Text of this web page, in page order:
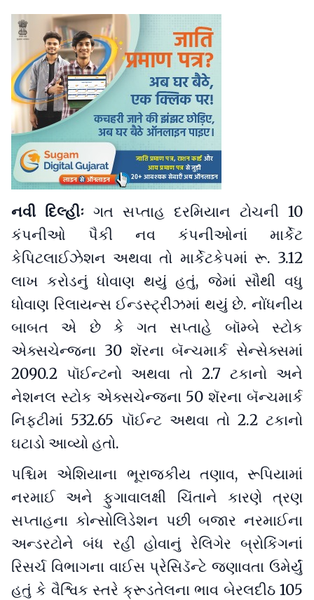
નવી દિલ્હીઃ ગત સપ્તાહ દરમિયાન ટોચની 10
કંપનીઓ પૈકી નવ કંપનીઓનાં માર્કેટ
કેપિટલાઈઝેશન અથવા તો માર્કેટકેપમાં રૂ. 3.12
લાખ કરોડનું ધોવાણ થયું હતું, જેમાં સૌથી વધુ
ધોવાણ રિલાયન્સ ઈન્ડસ્ટ્રીઝમાં થયું છે. નોંધનીય
બાબત એ છે કે ગત સપ્તાહે બૉમ્બે સ્ટોક
એક્સચેન્જના 30 શૅરના બૅન્ચમાર્ક સેન્સેક્સમાં
2090.2 પૉઈન્ટનો અથવા તો 2.7 ટકાનો અને
નેશનલ સ્ટોક એક્સચેન્જના 50 શૅરના બૅન્ચમાર્ક
નિફ્ટીમાં 532.65 પૉઈન્ટ અથવા તો 2.2 ટકાનો
ઘટાડો આવ્યો હતો.
પશ્ચિમ એશિયાના ભૂરાજકીય તણાવ, રૂપિયામાં
નરમાઈ અને ફુગાવાલક્ષી ચિંતાને કારણે ત્રણ
સપ્તાહના કોન્સોલિડેશન પછી બજાર નરમાઈના
અન્ડરટોને બંધ રહી હોવાનું રેલિગેર બ્રોકિંગનાં
રિસર્ચ વિભાગના વાઈસ પ્રેસિડૅન્ટે જણાવતા ઉમેર્યું
હતું કે વૈશ્વિક સ્તરે ક્રૂડતેલના ભાવ બેરલદીઠ 105